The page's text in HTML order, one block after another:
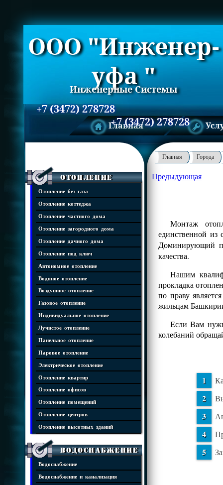
ООО "Инженер-
уфа "
Инженерные Системы
+7 (3472) 278728
+7 (3472) 278728
Главная
Отопление
Отопление без газа
Отопление коттеджа
Отопление частного дома
Отопление загородного дома
Отопление дачного дома
Отопление под ключ
Автономное отопление
Водяное отопление
Воздушное отопление
Газовое отопление
Индивидуальное отопление
Лучистое отопление
Панельное отопление
Паровое отопление
Электрическое отопление
Отопление квартир
Отопление офисов
Отопление помещений
Отопление центров
Отопление высотных зданий
Водоснабжение
Водоснабжение
Водоснабжение и канализация
Главная Города
Предыдующая
Монтаж
единственной из
Доминирующий
качества.
Нашим
прокладка
по праву
жильцам
Если Вам
колебаний